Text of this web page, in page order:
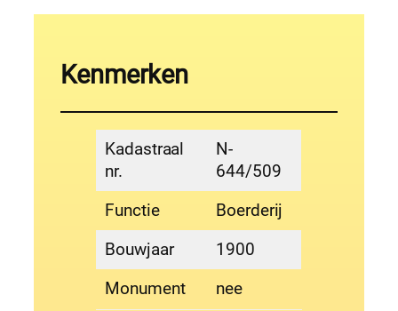
Kenmerken
Kadastraal
nr.
N-
644/509
Functie
Boerderij
Bouwjaar
1900
Monument
nee